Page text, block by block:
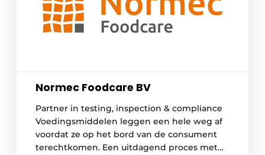
Normec Foodcare BV
Partner in testing, inspection & compliance
Voedingsmiddelen leggen een hele weg af
voordat ze op het bord van de consument
terechtkomen. Een uitdagend proces met